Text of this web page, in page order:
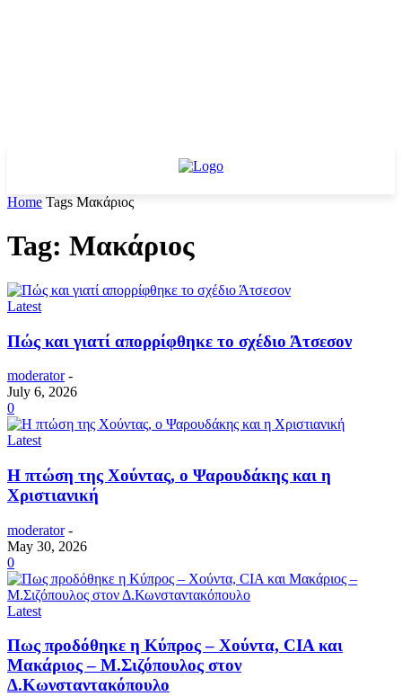
Home Tags Μακάριος
Tag: Μακάριος
Latest
Πώς και γιατί απορρίφθηκε το σχέδιο Άτσεσον
moderator -
July 6, 2026
0
Latest
Η πτώση της Χούντας, ο Ψαρουδάκης και η
Χριστιανική
moderator -
May 30, 2026
0
Latest
Πως προδόθηκε η Κύπρος – Χούντα, CIA και
Μακάριος – Μ.Σιζόπουλος στον
Δ.Κωνσταντακόπουλο